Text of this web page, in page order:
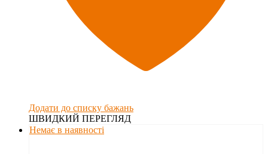
Додати до списку бажань
ШВИДКИЙ ПЕРЕГЛЯД
Немає в наявності